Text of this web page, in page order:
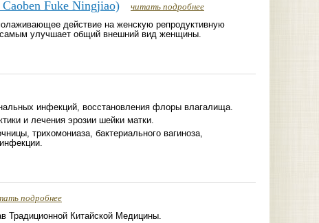
Fuke Ningjiao) читать подробнее
действие на женскую репродуктивную
улучшает общий внешний вид женщины.
инфекций, восстановления флоры влагалища.
и лечения эрозии шейки матки.
трихомониаза, бактериального вагиноза,
подробнее
Традиционной Китайской Медицины.